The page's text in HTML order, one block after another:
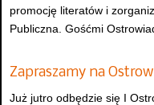
promocję literatów i
Publiczna. Gośćmi
Zapraszamy na
Już jutro odbędzie się I